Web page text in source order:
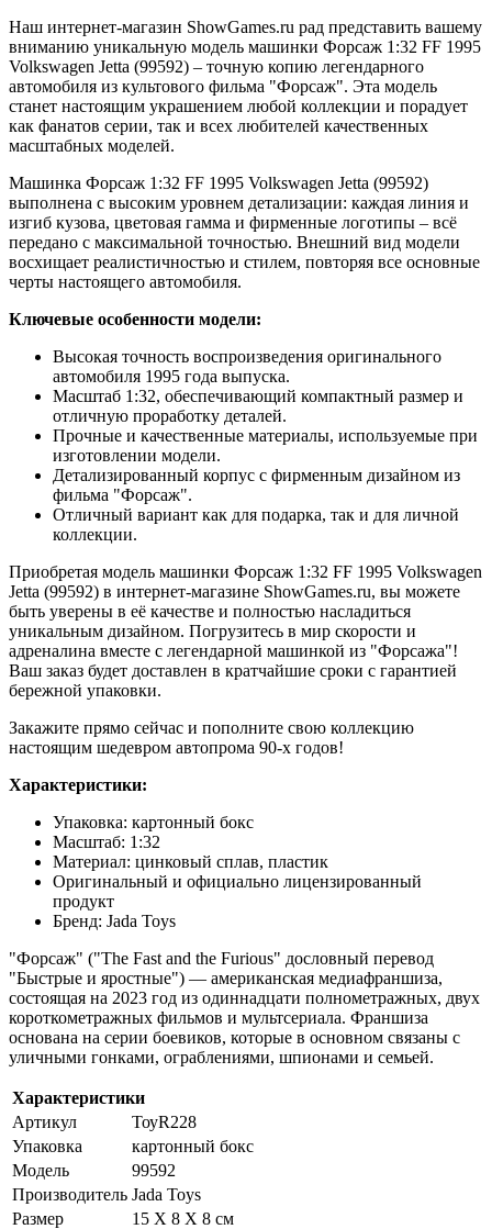
Наш интернет-магазин ShowGames.ru рад представить вашему
вниманию уникальную модель машинки Форсаж 1:32 FF 1995
Volkswagen Jetta (99592) – точную копию легендарного
автомобиля из культового фильма "Форсаж". Эта модель
станет настоящим украшением любой коллекции и порадует
как фанатов серии, так и всех любителей качественных
масштабных моделей.
Машинка Форсаж 1:32 FF 1995 Volkswagen Jetta (99592)
выполнена с высоким уровнем детализации: каждая линия и
изгиб кузова, цветовая гамма и фирменные логотипы – всё
передано с максимальной точностью. Внешний вид модели
восхищает реалистичностью и стилем, повторяя все основные
черты настоящего автомобиля.
Ключевые особенности модели:
Высокая точность воспроизведения оригинального
автомобиля 1995 года выпуска.
Масштаб 1:32, обеспечивающий компактный размер и
отличную проработку деталей.
Прочные и качественные материалы, используемые при
изготовлении модели.
Детализированный корпус с фирменным дизайном из
фильма "Форсаж".
Отличный вариант как для подарка, так и для личной
коллекции.
Приобретая модель машинки Форсаж 1:32 FF 1995 Volkswagen
Jetta (99592) в интернет-магазине ShowGames.ru, вы можете
быть уверены в её качестве и полностью насладиться
уникальным дизайном. Погрузитесь в мир скорости и
адреналина вместе с легендарной машинкой из "Форсажа"!
Ваш заказ будет доставлен в кратчайшие сроки с гарантией
бережной упаковки.
Закажите прямо сейчас и пополните свою коллекцию
настоящим шедевром автопрома 90-х годов!
Характеристики:
Упаковка: картонный бокс
Масштаб: 1:32
Материал: цинковый сплав, пластик
Оригинальный и официально лицензированный
продукт
Бренд: Jada Toys
"Форсаж" ("The Fast and the Furious" дословный перевод
"Быстрые и яростные") — американская медиафраншиза,
состоящая на 2023 год из одиннадцати полнометражных, двух
короткометражных фильмов и мультсериала. Франшиза
основана на серии боевиков, которые в основном связаны с
уличными гонками, ограблениями, шпионами и семьей.
Характеристики
Артикул
ТоуR228
Упаковка
картонный бокс
Модель
99592
Производитель Jada Toys
Размер
15 X 8 X 8 см